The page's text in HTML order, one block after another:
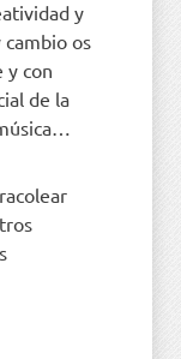
y
os
y con
de la